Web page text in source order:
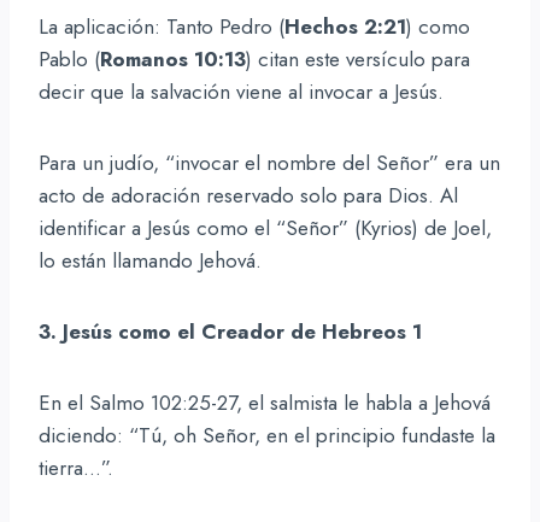
La aplicación: Tanto Pedro (Hechos 2:21) como
Pablo (Romanos 10:13) citan este versículo para
decir que la salvación viene al invocar a Jesús.
Para un judío, “invocar el nombre del Señor” era un
acto de adoración reservado solo para Dios. Al
identificar a Jesús como el “Señor” (Kyrios) de Joel,
lo están llamando Jehová.
3. Jesús como el Creador de Hebreos 1
En el Salmo 102:25-27, el salmista le habla a Jehová
diciendo: “Tú, oh Señor, en el principio fundaste la
tierra…”.